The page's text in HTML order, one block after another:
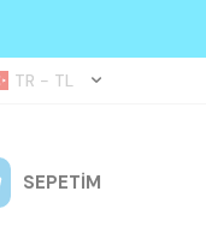
TR − TL
SEPETIM